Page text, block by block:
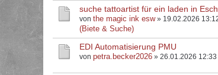
suche tattoartist für ein laden in
von the magic ink esw» 19.02.2026
(Biete & Suche)
EDI Automatisierung PMU
von petra.becker2026 » 26.01.2026 12:33